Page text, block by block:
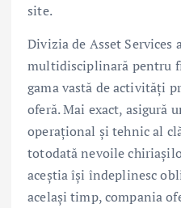
site.
Divizia de Asset Services
multidisciplinară pentru
gama vastă de activități
oferă. Mai exact, asigură
operațional și tehnic al
totodată nevoile
aceștia își îndeplinesc
același timp, compania